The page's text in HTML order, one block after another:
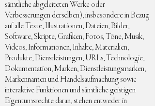
sämtliche abgeleiteten Werke oder
Verbesserungen derselben), insbesondere in Bezug
auf alle Texte, Illustrationen, Dateien, Bilder,
Software, Skripte, Grafiken, Fotos, Töne, Musik,
Videos, Informationen, Inhalte, Materialien,
Produkte, Dienstleistungen, URLs, Technologie,
Dokumentation, Marken, Dienstleistungsmarken,
Markennamen und Handelsaufmachung sowie
interaktive Funktionen und sämtliche geistigen
Eigentumsrechte daran, stehen entweder in